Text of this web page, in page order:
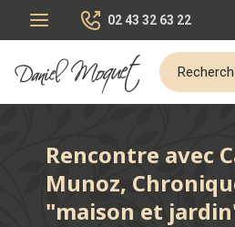
02 43 32 63 22
Rencontre avec
Munoz,
"maison et